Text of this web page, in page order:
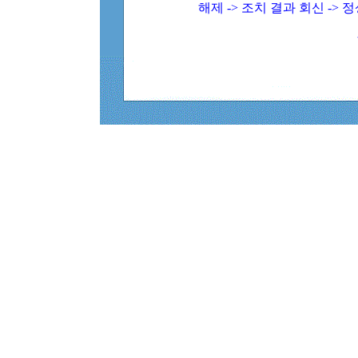
해제 -> 조치 결과 회신 ->